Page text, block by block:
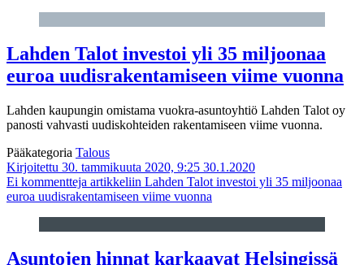
Lahden Talot investoi yli 35 miljoonaa
euroa uudisrakentamiseen viime vuonna
Lahden kaupungin omistama vuokra-asuntoyhtiö Lahden Talot oy
panosti vahvasti uudiskohteiden rakentamiseen viime vuonna.
Pääkategoria Talous
Kirjoitettu 30. tammikuuta 2020, 9:25 30.1.2020
Ei kommentteja artikkeliin Lahden Talot investoi yli 35 miljoonaa
euroa uudisrakentamiseen viime vuonna
Asuntojen hinnat karkaavat Helsingissä